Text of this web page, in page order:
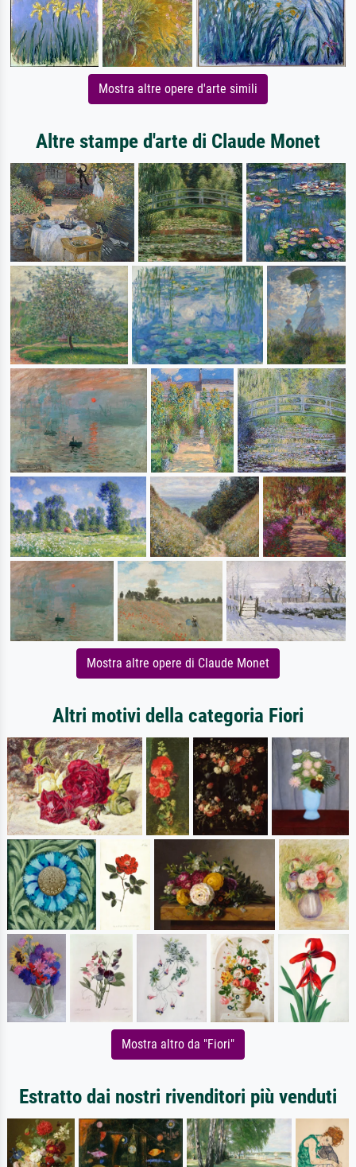
Mostra altre opere d'arte simili
Altre stampe d'arte di Claude Monet
Mostra altre opere di Claude Monet
Altri motivi della categoria Fiori
Mostra altro da "Fiori"
Estratto dai nostri rivenditori più venduti